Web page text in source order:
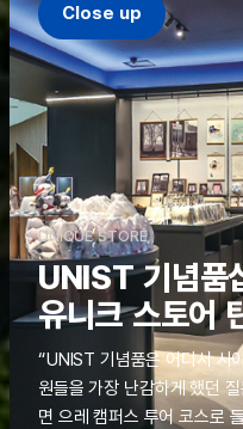
Close up
UNIQUE STORE
UNIST 기념품
유니크 스토어
“UNIST 기념품은 어디서 사
원들을 가장 난감하게 했던
면 으레 캠퍼스 투어 코스로